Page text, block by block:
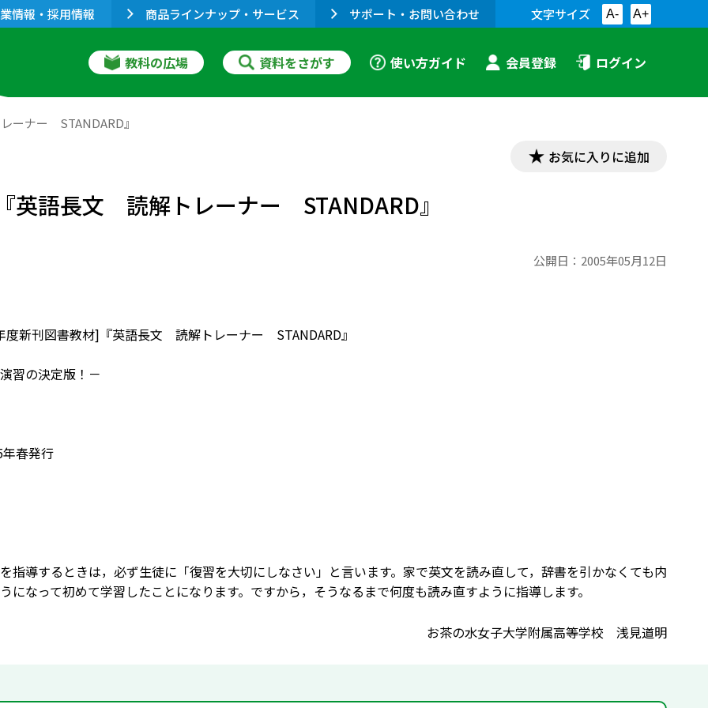
情報・採用情報 商品ラインナップ・サービス サポート・お問い合わせ 文字サイズ A- A+
教科の広場 資料をさがす 使い方ガイド 会員登録 ログイン
ーナー STANDARD』
お気に入りに追加
英語長文 読解トレーナー STANDARD』
公開日： 2005年05月12日
度新刊図書教材]『英語長文 読解トレーナー STANDARD』
習の決定版！－
春発行
指導するときは，必ず生徒に「復習を大切にしなさい」と言います。家で英文を読み直して，辞書を引かなくても内
になって初めて学習したことになります。ですから，そうなるまで何度も読み直すように指導します。
お茶の水女子大学附属高等学校 浅見道明